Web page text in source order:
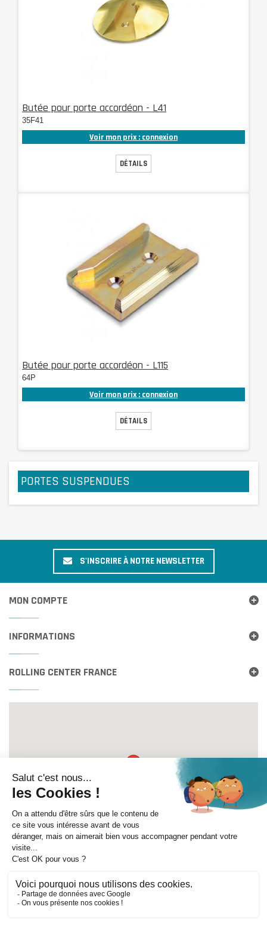
Butée pour porte accordéon - L41
35F41
Voir mon prix : connexion
DÉTAILS
Butée pour porte accordéon - L115
64P
Voir mon prix : connexion
DÉTAILS
PORTES SUSPENDUES
S'INSCRIRE À NOTRE NEWSLETTER
MON COMPTE
INFORMATIONS
ROLLING CENTER FRANCE
Mentions légales